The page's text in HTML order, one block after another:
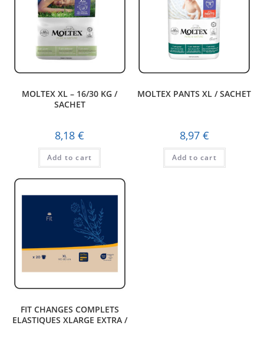
MOLTEX XL – 16/30 KG /
SACHET
8,18€
Add to cart
MOLTEX PANTS XL / SACHET
8,97 €
Add to cart
FIT CHANGES COMPLETS
ELASTIQUES XLARGE EXTRA /